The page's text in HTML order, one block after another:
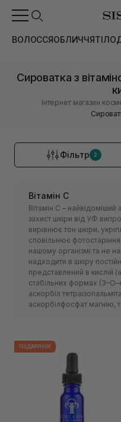
ВОЛОССЯОБЛИЧЧЯТІЛО
Сироватка з
Інтернет магазин
Фільтр 2
Вітамін С
Вітамін С –
захист шкіри від УФ
вирівнює тон шкіри,
сповільнює
нашому організмі та не
надходити в шкіру
представлений в кислій
стабільних формах
аскорбіл
аскорбілфосфат магнію,
ПОДАРУНОК